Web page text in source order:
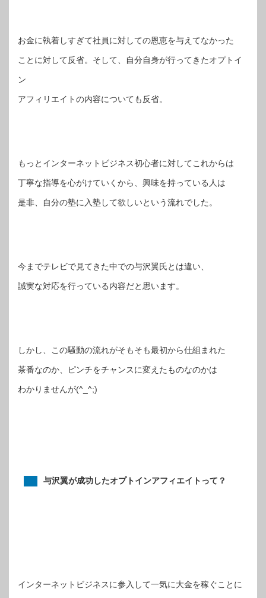
お金に執着しすぎて社員に対しての恩恵を与えてなかった
ことに対して反省。そして、自分自身が行ってきたオプトイ
ン
アフィリエイトの内容についても反省。
もっとインターネットビジネス初心者に対してこれからは
丁寧な指導を心がけていくから、興味を持っている人は
是非、自分の塾に入塾して欲しいという流れでした。
今までテレビで見てきた中での与沢翼氏とは違い、
誠実な対応を行っている内容だと思います。
しかし、この騒動の流れがそもそも最初から仕組まれた
茶番なのか、ピンチをチャンスに変えたものなのかは
わかりませんが(^_^;)
与沢翼が成功したオプトインアフィエイトって？
インターネットビジネスに参入して一気に大金を稼ぐことに